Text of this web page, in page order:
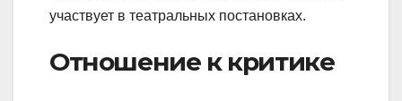
участвует в театральных постановках.
Отношение к критике